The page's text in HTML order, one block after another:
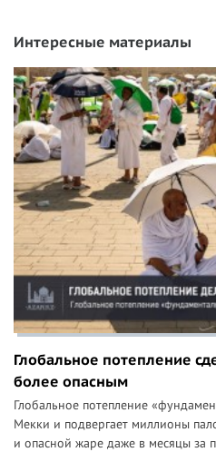
Интересные материалы
Глобальное потепление
более опасным
Глобальное потепление
Мекки и подвергает миллионы
и опасной жаре даже в месяцы за